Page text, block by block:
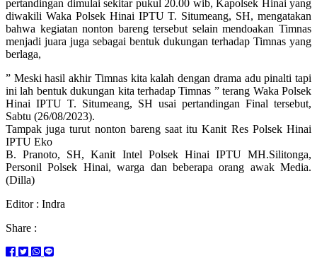
pertandingan dimulai sekitar pukul 20.00 wib, Kapolsek Hinai yang
diwakili Waka Polsek Hinai IPTU T. Situmeang, SH, mengatakan
bahwa kegiatan nonton bareng tersebut selain mendoakan Timnas
menjadi juara juga sebagai bentuk dukungan terhadap Timnas yang
berlaga,
” Meski hasil akhir Timnas kita kalah dengan drama adu pinalti tapi
ini lah bentuk dukungan kita terhadap Timnas ” terang Waka Polsek
Hinai IPTU T. Situmeang, SH usai pertandingan Final tersebut,
Sabtu (26/08/2023).
Tampak juga turut nonton bareng saat itu Kanit Res Polsek Hinai
IPTU Eko
B. Pranoto, SH, Kanit Intel Polsek Hinai IPTU MH.Silitonga,
Personil Polsek Hinai, warga dan beberapa orang awak Media.
(Dilla)
Editor : Indra
Share :